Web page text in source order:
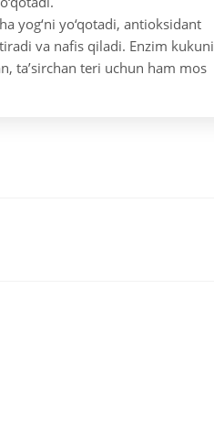
yog‘ni yo‘qotadi, antioksidant
va nafis qiladi. Enzim kukuni
ta’sirchan teri uchun ham mos